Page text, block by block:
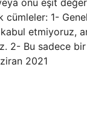
onu eşit
cümleler: 1-
etmiyoruz,
2- Bu sadece
2021